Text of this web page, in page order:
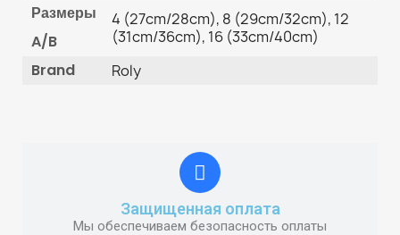
Размеры
A/B
4 (27cm/28cm), 8 (29cm/32cm), 12
(31cm/36cm), 16 (33cm/40cm)
Brand Roly
Защищенная оплата
Мы обеспечиваем безопасность оплаты